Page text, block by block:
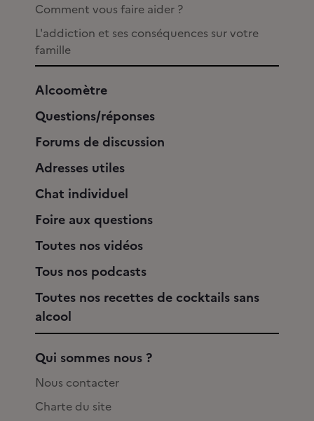
Comment vous faire aider ?
L'addiction et ses conséquences sur votre
famille
Alcoomètre
Questions/réponses
Forums de discussion
Adresses utiles
Chat individuel
Foire aux questions
Toutes nos vidéos
Tous nos podcasts
Toutes nos recettes de cocktails sans
alcool
Qui sommes nous ?
Nous contacter
Charte du site